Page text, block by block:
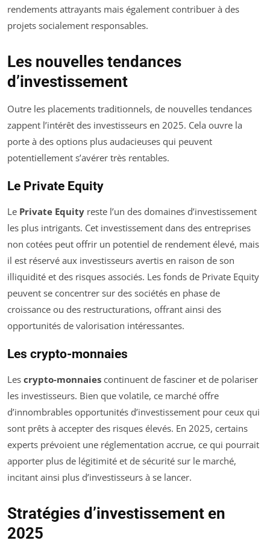
rendements attrayants mais également contribuer à des
projets socialement responsables.
Les nouvelles tendances
d’investissement
Outre les placements traditionnels, de nouvelles tendances
zappent l’intérêt des investisseurs en 2025. Cela ouvre la
porte à des options plus audacieuses qui peuvent
potentiellement s’avérer très rentables.
Le Private Equity
Le Private Equity reste l’un des domaines d’investissement
les plus intrigants. Cet investissement dans des entreprises
non cotées peut offrir un potentiel de rendement élevé, mais
il est réservé aux investisseurs avertis en raison de son
illiquidité et des risques associés. Les fonds de Private Equity
peuvent se concentrer sur des sociétés en phase de
croissance ou des restructurations, offrant ainsi des
opportunités de valorisation intéressantes.
Les crypto-monnaies
Les crypto-monnaies continuent de fasciner et de polariser
les investisseurs. Bien que volatile, ce marché offre
d’innombrables opportunités d’investissement pour ceux qui
sont prêts à accepter des risques élevés. En 2025, certains
experts prévoient une réglementation accrue, ce qui pourrait
apporter plus de légitimité et de sécurité sur le marché,
incitant ainsi plus d’investisseurs à se lancer.
Stratégies d’investissement en
2025